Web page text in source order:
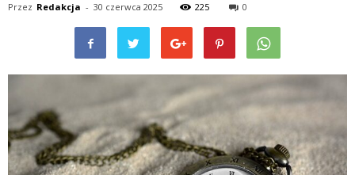
Przez Redakcja - 30 czerwca 2025 225 0